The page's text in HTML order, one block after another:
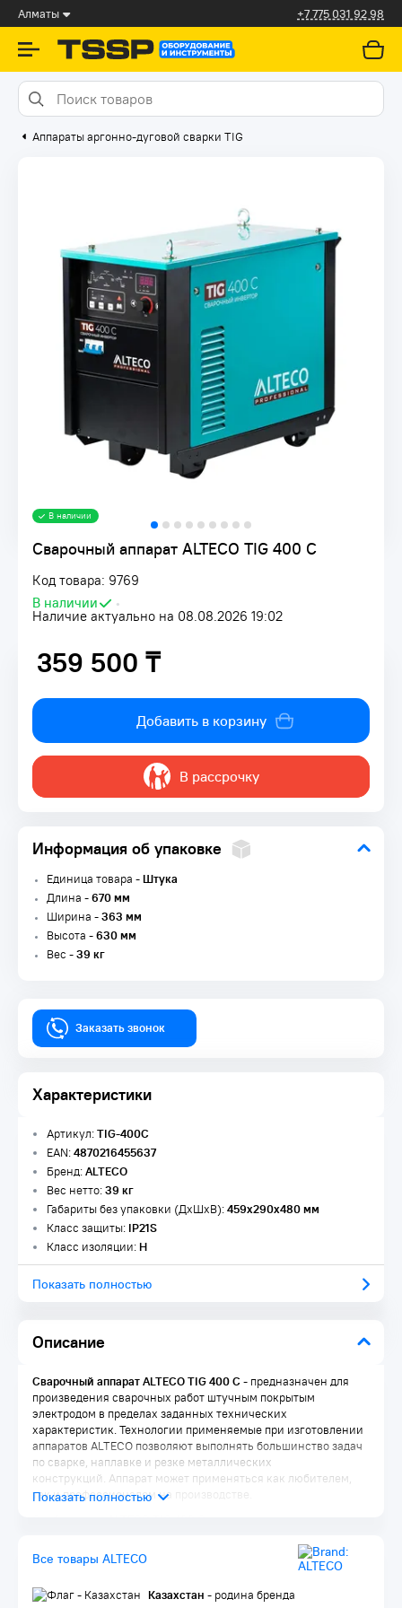
Алматы +7 775 031 92 98
Аппараты аргонно-дуговой сварки TIG
Сварочный аппарат ALTECO TIG 400 C
Код товара: 9769
В наличии
•
Наличие актуально на 08.08.2026 19:02
В наличии
359 500 ₸
359 500 ₸
Добавить в корзину
В рассрочку
Информация об упаковке
Единица товара -Штука
Длина -670 мм
Ширина -363 мм
Высота -630 мм
Вес -39 кг
Заказать звонок
Характеристики
Описание
Артикул:TIG-400C
EAN:4870216455637
Бренд:ALTECO
Вес нетто:39 кг
Габариты без упаковки (ДxШxВ):459x290x480 мм
Класс защиты: IP21S
Класс изоляции:H
Показать полностью
Сварочный аппарат ALTECO TIG 400 C- предназначен для
произведения сварочных работ штучным покрытым
электродом в пределах заданных технических
характеристик. Технологии применяемые при изготовлении
аппаратов ALTECO позволяют выполнять большинство задач
по сварке, наплавке и резке металлических
конструкций. Аппарат может применяться как любителем,
так и профессионалом на производстве.
Высокая надежность благодаря применению цифровых
Плавное регулирование сварочного тока и напряжения,
Все товары ALTECO
Казахстан - родина бренда